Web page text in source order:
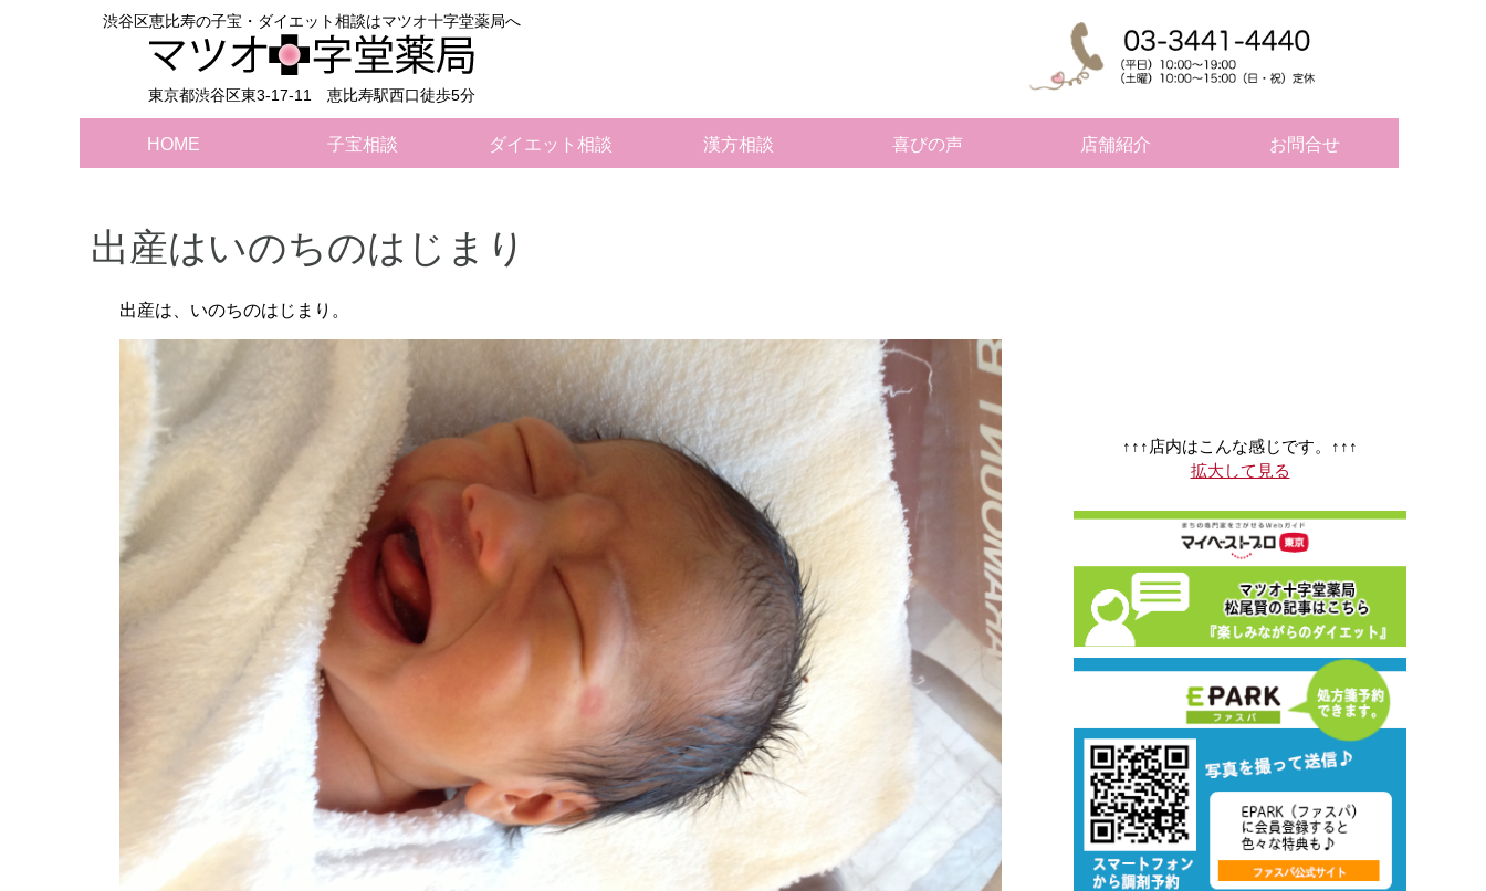
渋谷区恵比寿の子宝・ダイエット相談はマツオ十字堂薬局へ
東京都渋谷区東3-17-11 恵比寿駅西口徒歩5分
HOME 子宝相談 ダイエット相談 漢方相談 喜びの声 店舗紹介 お問合せ
出産はいのちのはじまり
出産は、いのちのはじまり。
↑↑↑店内はこんな感じです。↑↑↑
拡大して見る